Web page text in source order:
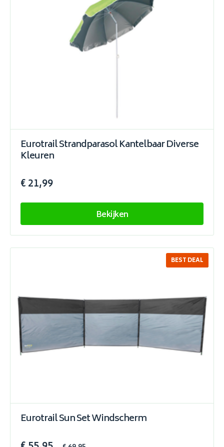
Eurotrail Strandparasol Kantelbaar Diverse
Kleuren
€ 21,99
Bekijken
SALE
BEST DEAL
Eurotrail Sun Set Windscherm